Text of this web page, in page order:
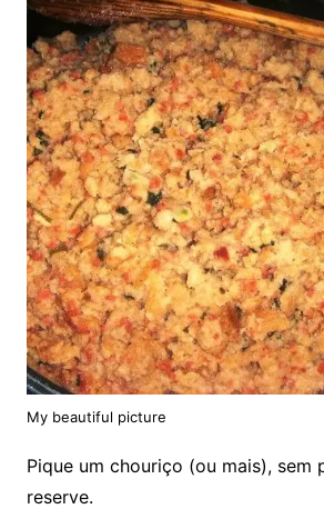
My beautiful picture
Pique um chouriço (ou mais), sem
reserve.